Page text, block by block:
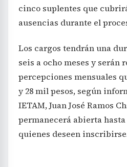
cinco suplentes que
ausencias durante el
Los cargos tendrán una
seis a ocho meses y serán
percepciones mensuales
y 28 mil pesos, según
IETAM, Juan José Ramos
permanecerá abierta
quienes deseen